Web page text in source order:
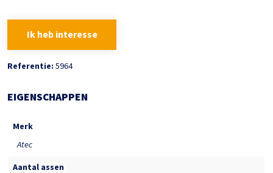
Ik heb interesse
Referentie: 5964
EIGENSCHAPPEN
Merk
Atec
Aantal assen